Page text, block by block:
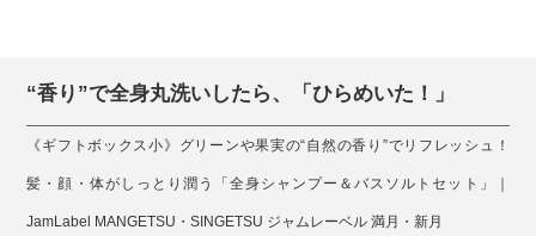
“香り”で全身丸洗いしたら、「ひらめいた！」
《ギフトボックス小》グリーンや果実の“自然の香り”でリフレッシュ！
髪・顔・体がしっとり潤う「全身シャンプー＆バスソルトセット」｜
JamLabel MANGETSU・SINGETSU ジャムレーベル 満月・新月